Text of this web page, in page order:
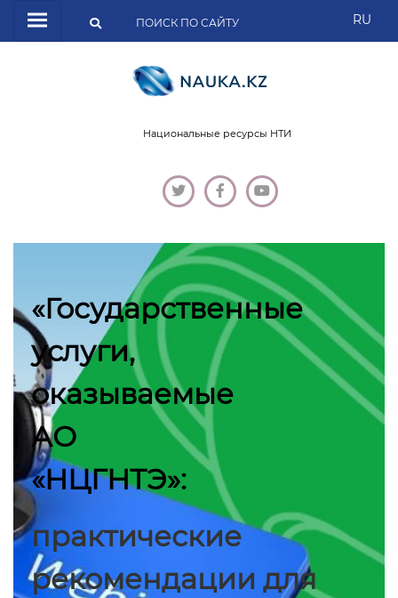
RU
Национальные ресурсы НТИ
«Государственные
услуги,
оказываемые
АО
«НЦГНТЭ»:
практические
рекомендации для